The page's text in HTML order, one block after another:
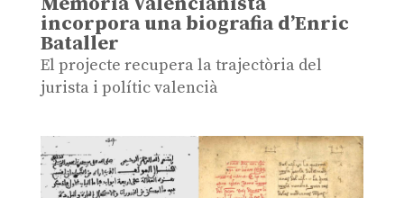
incorpora una biografia d’Enric
Bataller
El projecte recupera la trajectòria del
jurista i polític valencià